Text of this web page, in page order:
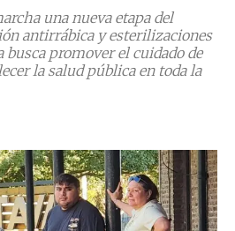
una nueva etapa del
antirrábica y esterilizaciones
promover el cuidado de
la salud pública en toda la